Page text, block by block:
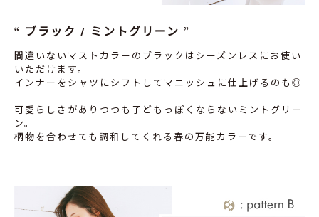
ブラック / ミントグリーン
間違いないマストカラーのブラックはシーズンレスにお使い
いただけます。
インナーをシャツにシフトしてマニッシュに仕上げるのも◎
可愛らしさがありつつも子どもっぽくならないミントグリー
ン。
柄物を合わせても調和してくれる春の万能カラーです。